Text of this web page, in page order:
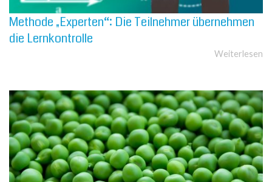
Methode „Experten“: Die Teilnehmer übernehmen
die Lernkontrolle
Weiterlesen